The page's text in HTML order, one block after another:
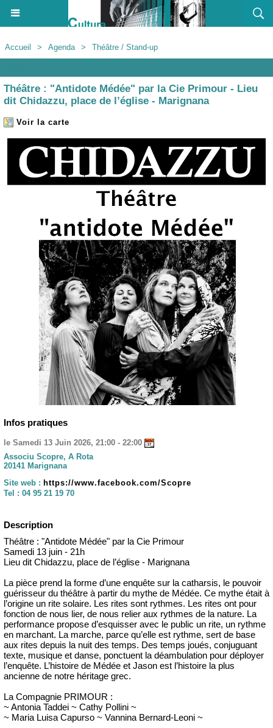
Accueil > Agenda > Théâtre / Stand-up
Théâtre : "Antidote Médée" par la Cie Primour - Lieu
dit Chidazzu, place de l’église - Marignana
Voir la carte
Infos pratiques
le Samedi 13 Juin 2026, 21:00 - 22:00
Associu Scopre, A Rota
20141 Marignana
Site web : https://www.facebook.com/Scopre
Tel : 04 95 21 19 70
Description
Théâtre : "Antidote Médée" par la Cie Primour
Samedi 13 juin - 21h
Lieu dit Chidazzu, place de l’église - Marignana
La pièce prend la forme d’une enquête sur la catharsis, le pouvoir
guérisseur du théâtre à partir du mythe de Médée. Ce mythe était à
l’origine un rite solaire. Les rites sont rythmes. Les rites ont pour
fonction de nous lier, de nous relier aux rythmes de la nature. La
performance propose d’esquisser avec le public un rite, un rythme
en marchant. La marche, parce qu’elle est rythme, sert de base
aux rites depuis la nuit des temps. Des temps joués, conjuguant
texte, musique et danse, ponctuent la déambulation pour déployer
l’enquête. L’histoire de Médée et Jason est l’histoire la plus
ancienne de notre héritage grec.
La Compagnie PRIMOUR :
~ Antonia Taddei ~ Cathy Pollini ~
~ Maria Luisa Capurso ~ Vannina Bernard-Leoni ~